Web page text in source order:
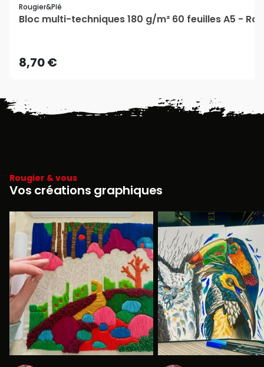
Rougier&plé
Bloc multi-techniques 180 g/m² 60 feuilles A5 -
8,70 €
Rougier & vous
Vos créations graphiques